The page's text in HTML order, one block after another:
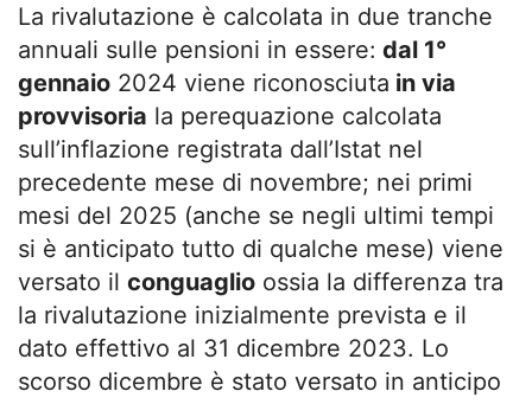
La rivalutazione è calcolata in due tranche
annuali sulle pensioni in essere: dal 1°
gennaio 2024 viene riconosciuta in via
provvisoria la perequazione calcolata
sull’inflazione registrata dall’Istat nel
precedente mese di novembre; nei primi
mesi del 2025 (anche se negli ultimi tempi
si è anticipato tutto di qualche mese) viene
versato il conguaglio ossia la differenza tra
la rivalutazione inizialmente prevista e il
dato effettivo al 31 dicembre 2023. Lo
scorso dicembre è stato versato in anticipo